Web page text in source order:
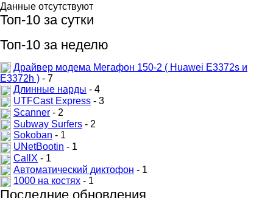
Данные отсутствуют
Топ-10 за сутки
Топ-10 за неделю
Драйвер модема Мегафон 150-2 ( Huawei E3372s и
E3372h ) - 7
Длинные нарды - 4
UTFCast Express - 3
Scanner - 2
Subway Surfers - 2
Sokoban - 1
UNetBootin - 1
CallX - 1
Автоматический диктофон - 1
1000 на костях - 1
Последние обновления